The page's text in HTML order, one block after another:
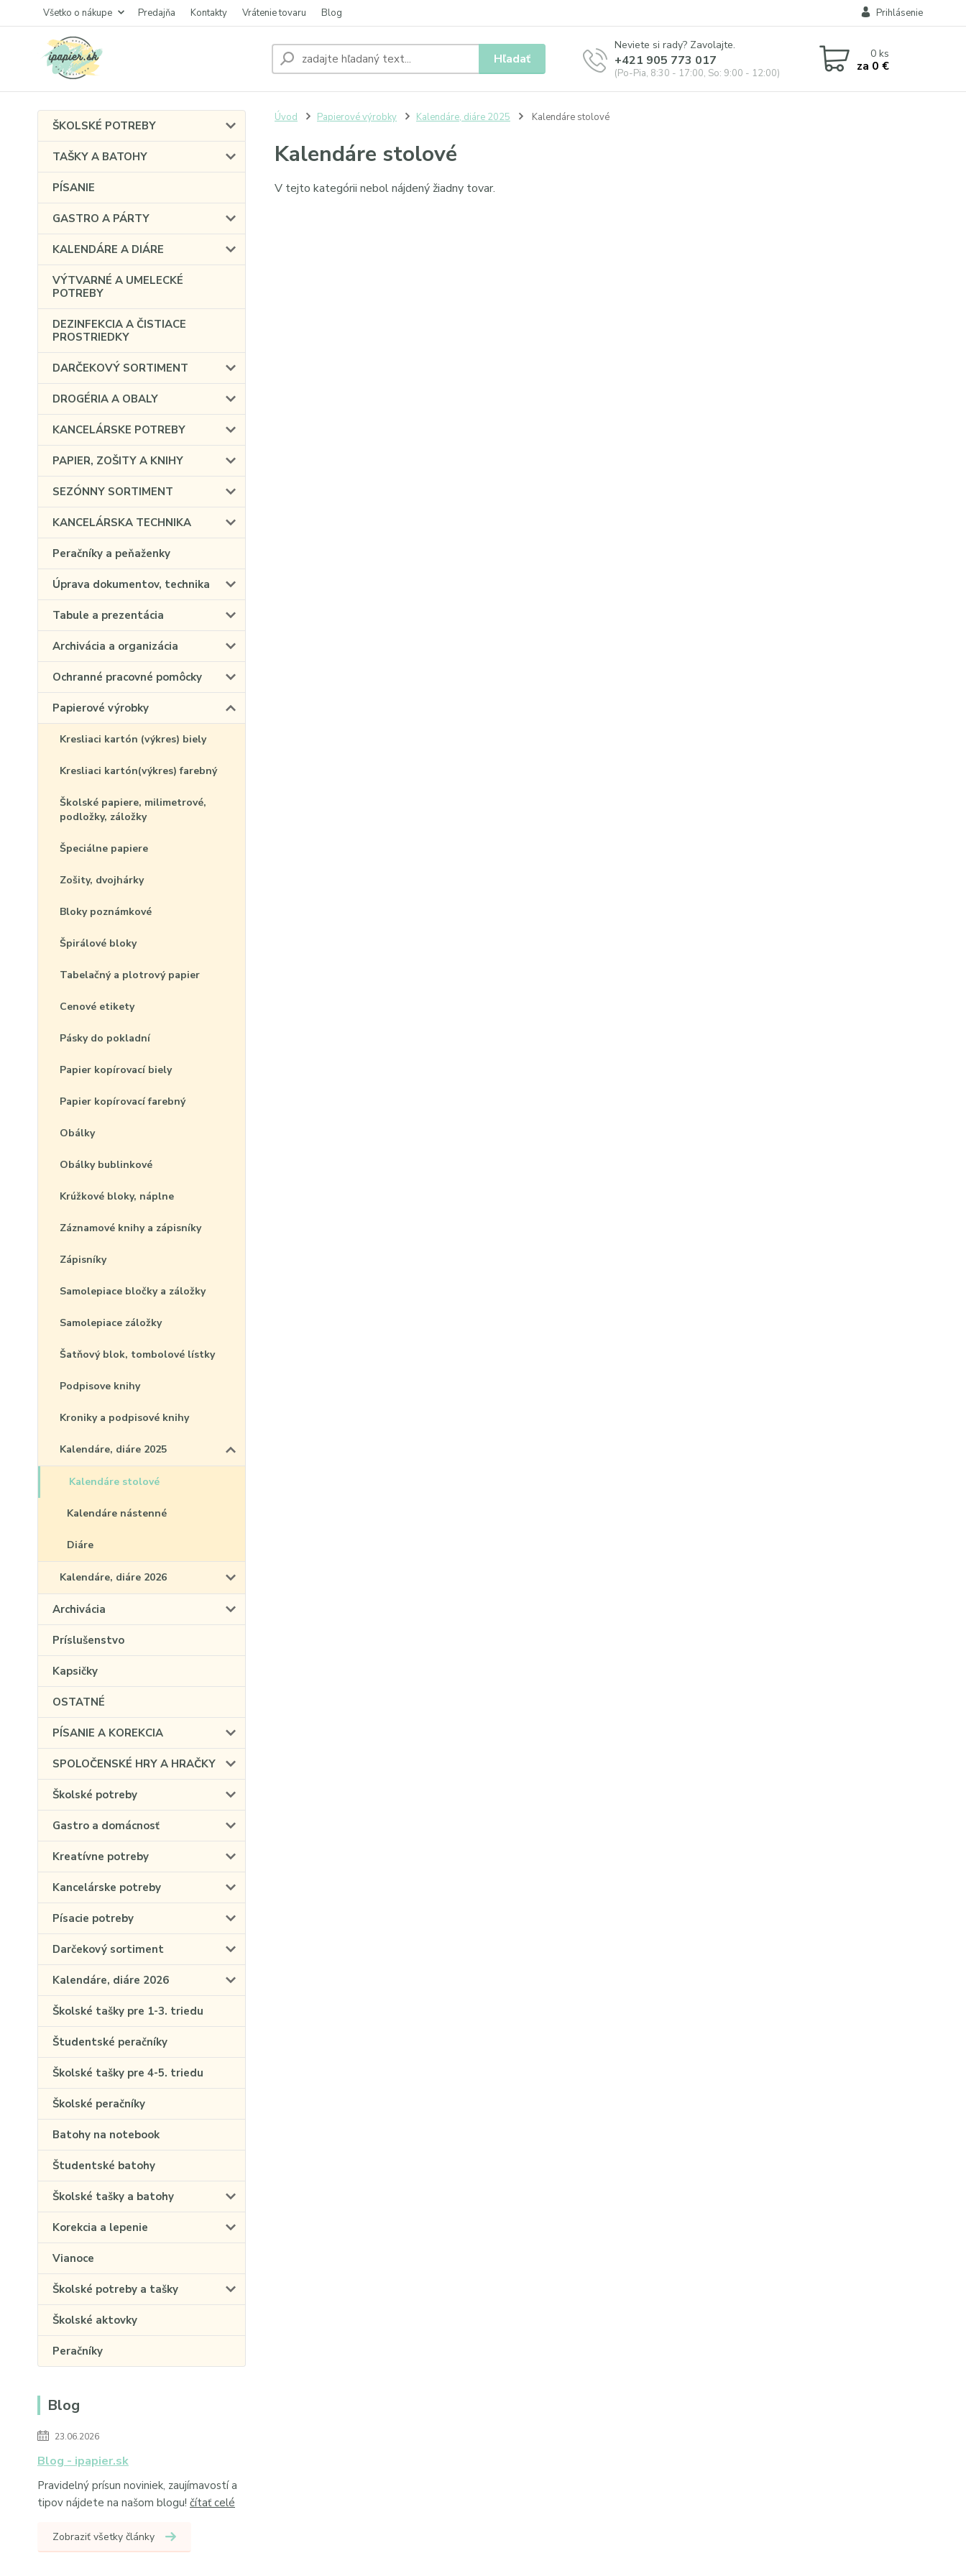
Všetko o nákupe Predajňa Kontakty Vrátenie tovaru Blog Prihlásenie
Hľadať
Neviete si rady? Zavolajte.
+421 905 773 017
(Po-Pia, 8:30 - 17:00, So: 9:00 - 12:00)
0ks
za 0 €
ŠKOLSKÉ POTREBY
TAŠKY A BATOHY
PÍSANIE
GASTRO A PÁRTY
KALENDÁRE A DIÁRE
VÝTVARNÉ A UMELECKÉ
POTREBY
DEZINFEKCIA A ČISTIACE
PROSTRIEDKY
DARČEKOVÝ SORTIMENT
DROGÉRIA A OBALY
KANCELÁRSKE POTREBY
PAPIER, ZOŠITY A KNIHY
SEZÓNNY SORTIMENT
KANCELÁRSKA TECHNIKA
Peračníky a peňaženky
Úprava dokumentov, technika
Tabule a prezentácia
Archivácia a organizácia
Ochranné pracovné pomôcky
Papierové výrobky
Kresliaci kartón (výkres) biely
Kresliaci kartón(výkres) farebný
Školské papiere, milimetrové,
podložky, záložky
Špeciálne papiere
Zošity, dvojhárky
Bloky poznámkové
Špirálové bloky
Tabelačný a plotrový papier
Cenové etikety
Pásky do pokladní
Papier kopírovací biely
Papier kopírovací farebný
Obálky
Obálky bublinkové
Krúžkové bloky, náplne
Záznamové knihy a zápisníky
Zápisníky
Samolepiace bločky a záložky
Samolepiace záložky
Šatňový blok, tombolové lístky
Podpisove knihy
Kroniky a podpisové knihy
Kalendáre, diáre 2025
Kalendáre stolové
Kalendáre nástenné
Diáre
Kalendáre, diáre 2026
Archivácia
Príslušenstvo
Kapsičky
OSTATNÉ
PÍSANIE A KOREKCIA
SPOLOČENSKÉ HRY A HRAČKY
Školské potreby
Gastro a domácnosť
Kreatívne potreby
Kancelárske potreby
Písacie potreby
Darčekový sortiment
Kalendáre, diáre 2026
Školské tašky pre 1-3. triedu
Študentské peračníky
Školské tašky pre 4-5. triedu
Školské peračníky
Batohy na notebook
Študentské batohy
Školské tašky a batohy
Korekcia a lepenie
Vianoce
Školské potreby a tašky
Školské aktovky
Peračníky
Blog
23.06.2026
Blog - ipapier.sk
Pravidelný prísun noviniek, zaujímavostí a
tipov nájdete na našom blogu! čítať celé
Zobraziť všetky články
Úvod Papierové výrobky Kalendáre, diáre 2025 Kalendáre stolové
Kalendáre stolové
V tejto kategórii nebol nájdený žiadny tovar.